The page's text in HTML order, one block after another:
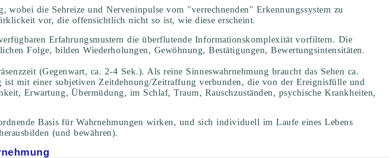
die Sehreize und Nerveninpulse vom "verrechnenden" Erkennungssystem zu
vor, die offensichtlich nicht so ist, wie diese erscheint.
Erfahrungsmustern die überflutende Informationskomplexität vorfiltern. Die
Folge, bilden Wiederholungen, Gewöhnung, Bestätigungen, Bewertungsintensitäten.
(Gegenwart, ca. 2-4 Sek.). Als reine Sinneswahrnehmung braucht das Sehen ca.
ist mit einer subjetiven Zeitdehnung/Zeitraffung verbunden, die von der Ereignisfülle und
Erwartung, Übermüdung, im Schlaf, Traum, Rauschzuständen, psychische Krankheiten,
Basis für Wahrnehmungen wirken, und sich individuell im Laufe eines Lebens
(und bewähren).